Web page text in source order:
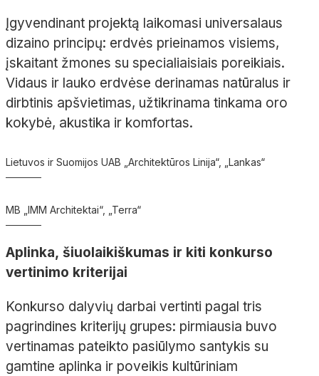
Įgyvendinant projektą laikomasi universalaus
dizaino principų: erdvės prieinamos visiems,
įskaitant žmones su specialiaisiais poreikiais.
Vidaus ir lauko erdvėse derinamas natūralus ir
dirbtinis apšvietimas, užtikrinama tinkama oro
kokybė, akustika ir komfortas.
Lietuvos ir Suomijos UAB „Architektūros Linija“, „Lankas“
MB „IMM Architektai“, „Terra“
Aplinka, šiuolaikiškumas ir kiti konkurso
vertinimo kriterijai
Konkurso dalyvių darbai vertinti pagal tris
pagrindines kriterijų grupes: pirmiausia buvo
vertinamas pateikto pasiūlymo santykis su
gamtine aplinka ir poveikis kultūriniam